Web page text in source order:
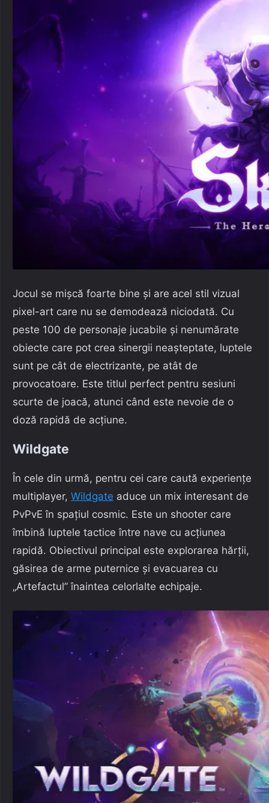
Jocul se mișcă foarte bine și are acel stil vizual
pixel-art care nu se demodează niciodată. Cu
peste 100 de personaje jucabile și nenumărate
obiecte care pot crea sinergii neașteptate, luptele
sunt pe cât de electrizante, pe atât de
provocatoare. Este titlul perfect pentru sesiuni
scurte de joacă, atunci când este nevoie de o
doză rapidă de acțiune.
Wildgate
În cele din urmă, pentru cei care caută experiențe
multiplayer, Wildgate aduce un mix interesant de
PvPvE în spațiul cosmic. Este un shooter care
îmbină luptele tactice între nave cu acțiunea
rapidă. Obiectivul principal este explorarea hărții,
găsirea de arme puternice și evacuarea cu
„Artefactul” înaintea celorlalte echipaje.